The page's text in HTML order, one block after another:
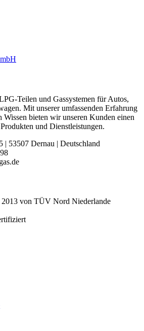
Teilen und Gassystemen für Autos,
Mit unserer umfassenden Erfahrung
Wissen bieten wir unseren Kunden einen
und Dienstleistungen.
| 53507 Dernau | Deutschland
von TÜV Nord Niederlande